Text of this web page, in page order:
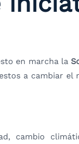
en marcha la
a cambiar el
cambio